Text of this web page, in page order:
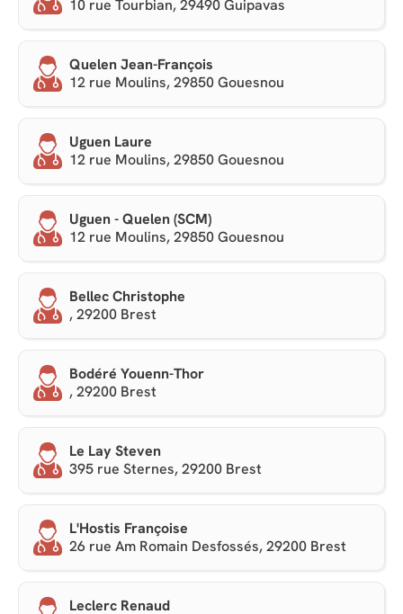
10 rue Tourbian, 29490 Guipavas
Quelen Jean-François
12 rue Moulins, 29850 Gouesnou
Uguen Laure
12 rue Moulins, 29850 Gouesnou
Uguen - Quelen (SCM)
12 rue Moulins, 29850 Gouesnou
Bellec Christophe
, 29200 Brest
Bodéré Youenn-Thor
, 29200 Brest
Le Lay Steven
395 rue Sternes, 29200 Brest
L'Hostis Françoise
26 rue Am Romain Desfossés, 29200 Brest
Leclerc Renaud